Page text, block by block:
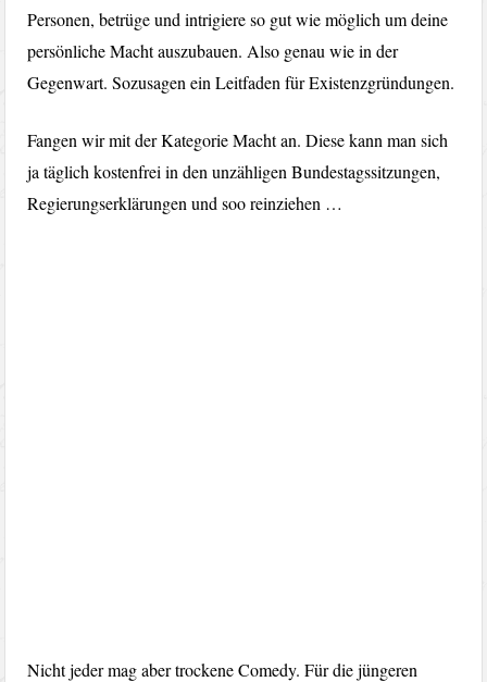
Personen, betrüge und intrigiere so gut wie möglich um deine
persönliche Macht auszubauen. Also genau wie in der
Gegenwart. Sozusagen ein Leitfaden für Existenzgründungen.
Fangen wir mit der Kategorie Macht an. Diese kann man sich
ja täglich kostenfrei in den unzähligen Bundestagssitzungen,
Regierungserklärungen und soo reinziehen …
Nicht jeder mag aber trockene Comedy. Für die jüngeren